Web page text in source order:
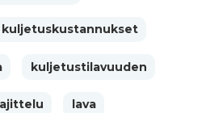
kuljetuskustannukset
kuljetustilavuuden
lava